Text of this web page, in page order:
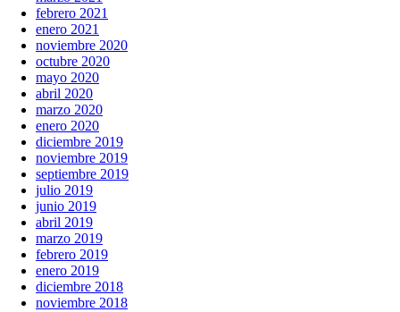
febrero 2021
enero 2021
noviembre 2020
octubre 2020
mayo 2020
abril 2020
marzo 2020
enero 2020
diciembre 2019
noviembre 2019
septiembre 2019
julio 2019
junio 2019
abril 2019
marzo 2019
febrero 2019
enero 2019
diciembre 2018
noviembre 2018